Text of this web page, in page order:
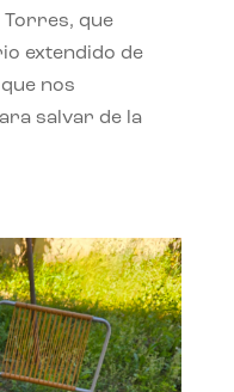
Torres, que
extendido de
nos
salvar de la